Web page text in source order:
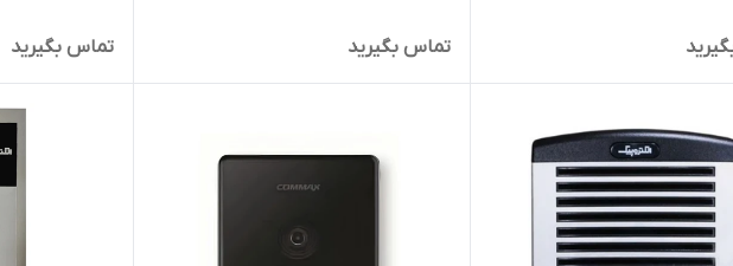
تماس بگیرید تماس بگیرید